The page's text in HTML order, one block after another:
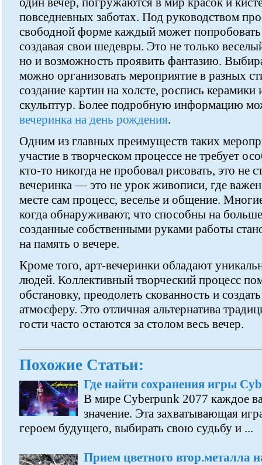
повседневных заботах. Под руководством
свободной форме каждый может
создавая свои шедевры. Это не только
но и возможность проявить фантазию.
можно организовать мероприятие в разных
создание картин на холсте, роспись керамики
скульптур. Более подробную информацию
вечеринка на день рождения.
Одним из главных преимуществ таких
участие в творческом процессе не требует
кто-то никогда не пробовал рисовать, это не
вечеринка — это не урок живописи, где важен
месте сам процесс, веселье и общение.
когда обнаруживают, что способны на
созданные собственными руками работы
на память о вечере.
Кроме того, арт-вечеринки обладают
людей. Коллективный творческий процесс
обстановку, преодолеть скованность и
атмосферу. Это отличная альтернатива
гости часто остаются за столом весь вечер.
Похожие Статьи:
Где найти сохранения игры
В мире Cyberpunk 2077 каждое
значение. Эта захватывающая
героем будущего, выбирать свою судьбу и ...
Прием цветного втор.металла